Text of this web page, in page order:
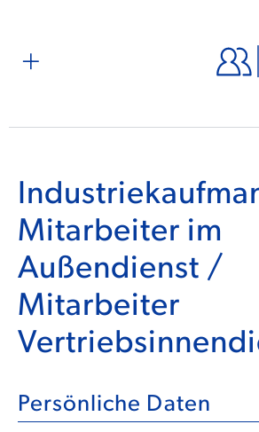
Mitarbeiter im
Außendienst /
Mitarbeiter
Persönliche Daten